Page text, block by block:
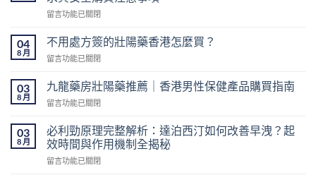
在
而
鋼
香
網
購
指
價
格、
50mg
留言功能已關閉
04
8 月
不用處方簽的壯陽藥香港怎麼買？
在
用
處
方
的
壯
藥
留言功能已關閉
03
8 月
九龍藥房壯陽藥推薦｜香港男性保健產品購買指南
在
龍
藥
房
壯
留言功能已關閉
03
8 月
必利勁原理完整解析：達泊西汀如何改善早洩？起
效時間與作用機制全揭秘
在
留言功能已關閉